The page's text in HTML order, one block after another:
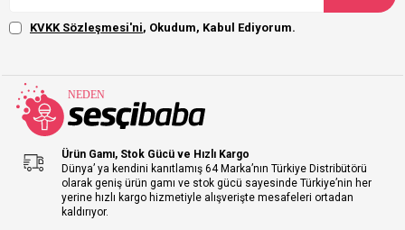
KVKK Sözleşmesi'ni, Okudum, Kabul Ediyorum.
Ürün Gamı, Stok Gücü ve Hızlı Kargo
Dünya’ ya kendini kanıtlamış 64 Marka’nın Türkiye Distribütörü
olarak geniş ürün gamı ve stok gücü sayesinde Türkiye’nin her
yerine hızlı kargo hizmetiyle alışverişte mesafeleri ortadan
kaldırıyor.